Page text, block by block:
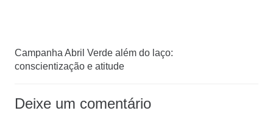
Campanha Abril Verde além do laço:
conscientização e atitude
Deixe um comentário